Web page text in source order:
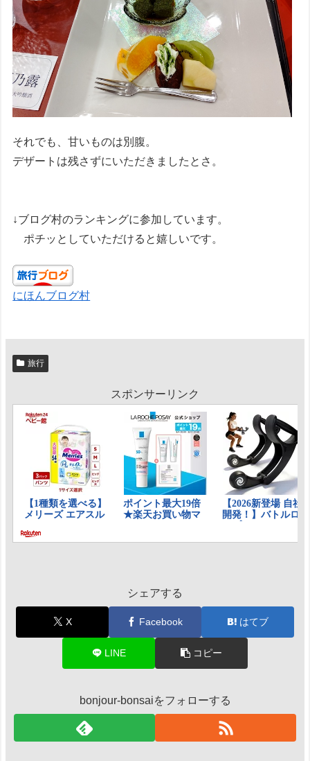
それでも、甘いものは別腹。
デザートは残さずにいただきましたとさ。
↓ブログ村のランキングに参加しています。
ポチッとしていただけると嬉しいです。
にほんブログ村
旅行
スポンサーリンク
シェアする
X Facebook はてブ
LINE コピー
bonjour-bonsaiをフォローする